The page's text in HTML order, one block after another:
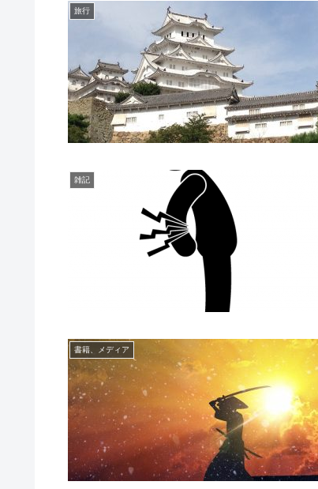
旅行
雑記
書籍、メディア